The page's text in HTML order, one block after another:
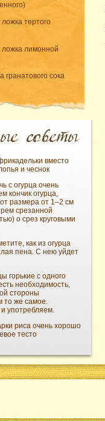
тертого
ложка лимонной
гранатового сока
вместо
и чеснок
с огурца очень
кончик огурца,
размера от 1–2 см
срезанной
о срез круговыми
как из огурца
пена. С нею уйдет
горькие с одного
необходимость,
стороны
то же самое.
употребляем.
риса очень хорошо
тесто